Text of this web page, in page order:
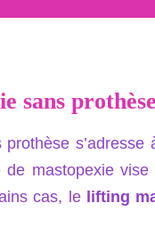
sans prothèse
prothèse
de mastopexie
cas, le lifting